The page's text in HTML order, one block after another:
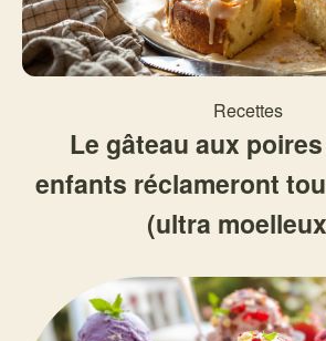
Recettes
Le gâteau aux
enfants réclameront
(ultra